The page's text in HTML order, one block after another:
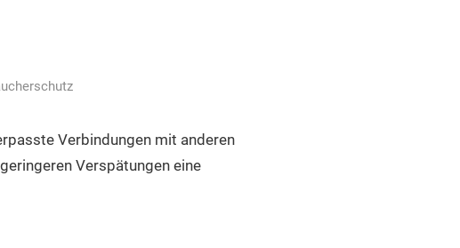
Verbindungen mit anderen
Verspätungen eine